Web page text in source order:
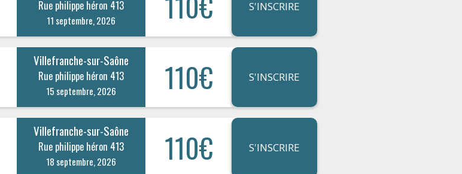
Rue philippe héron 413
11 septembre, 2026
S'INSCRIRE
Villefranche-sur-Saône
Rue philippe héron 413
15 septembre, 2026 110€ S'INSCRIRE
Villefranche-sur-Saône
Rue philippe héron 413
18 septembre, 2026 110€ S'INSCRIRE